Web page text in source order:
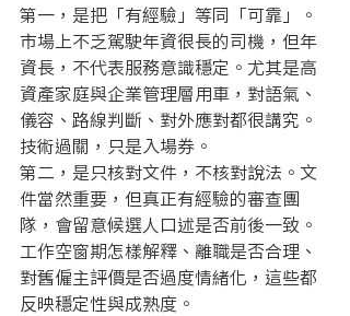
第一，是把「有經驗」等同「可靠」。
市場上不乏駕駛年資很長的司機，但年
資長，不代表服務意識穩定。尤其是高
資產家庭與企業管理層用車，對語氣、
儀容、路線判斷、對外應對都很講究。
技術過關，只是入場券。
第二，是只核對文件，不核對說法。文
件當然重要，但真正有經驗的審查團
隊，會留意候選人口述是否前後一致。
工作空窗期怎樣解釋、離職是否合理、
對舊僱主評價是否過度情緒化，這些都
反映穩定性與成熟度。